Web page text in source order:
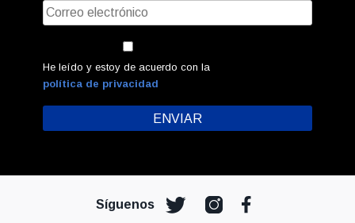
He leído y estoy de acuerdo con la
política de privacidad
Síguenos